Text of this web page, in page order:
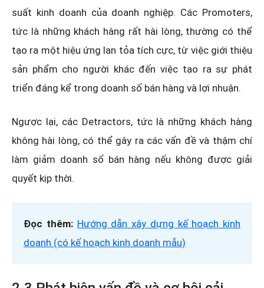
suất kinh doanh của doanh nghiệp. Các Promoters,
tức là những khách hàng rất hài lòng, thường có thể
tạo ra một hiệu ứng lan tỏa tích cực, từ việc giới thiệu
sản phẩm cho người khác đến việc tạo ra sự phát
triển đáng kể trong doanh số bán hàng và lợi nhuận.
Ngược lại, các Detractors, tức là những khách hàng
không hài lòng, có thể gây ra các vấn đề và thậm chí
làm giảm doanh số bán hàng nếu không được giải
quyết kịp thời.
Đọc thêm: Hướng dẫn xây dựng kế hoạch kinh
doanh (có kế hoạch kinh doanh mẫu)